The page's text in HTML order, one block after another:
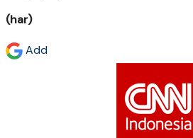
(har)
Add